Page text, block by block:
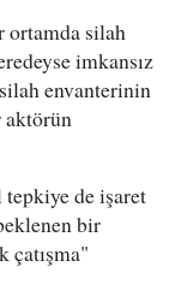
ortamda silah
imkansız
envanterinin
aktörün
de işaret
bir
çatışma"